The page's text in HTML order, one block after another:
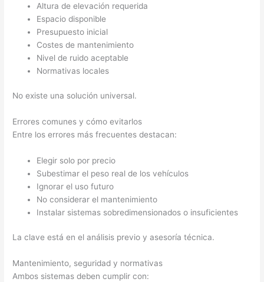
Altura de elevación requerida
Espacio disponible
Presupuesto inicial
Costes de mantenimiento
Nivel de ruido aceptable
Normativas locales
No existe una solución universal.
Errores comunes y cómo evitarlos
Entre los errores más frecuentes destacan:
Elegir solo por precio
Subestimar el peso real de los vehículos
Ignorar el uso futuro
No considerar el mantenimiento
Instalar sistemas sobredimensionados o insuficientes
La clave está en el análisis previo y asesoría técnica.
Mantenimiento, seguridad y normativas
Ambos sistemas deben cumplir con: